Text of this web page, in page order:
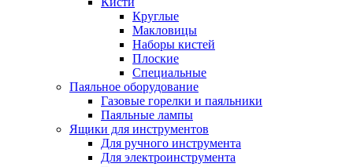
Круглые
Макловицы
Наборы кистей
Плоские
Специальные
Паяльное оборудование
Газовые горелки и паяльники
Паяльные лампы
Ящики для инструментов
Для ручного инструмента
Для электроинструмента